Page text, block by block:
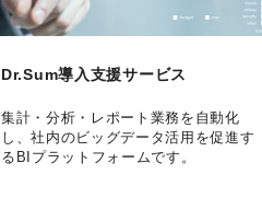
Dr.Sum導入支援サービス
集計・分析・レポート業務を自動化
し、社内のビッグデータ活用を促進す
るBIプラットフォームです。